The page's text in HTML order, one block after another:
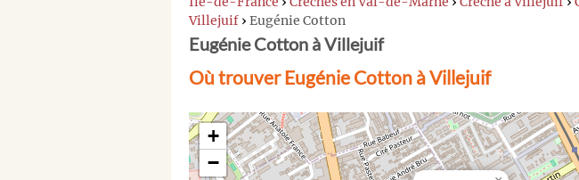
Villejuif › Eugénie Cotton
Eugénie Cotton à Villejuif
Où trouver Eugénie Cotton à Villejuif
+
−